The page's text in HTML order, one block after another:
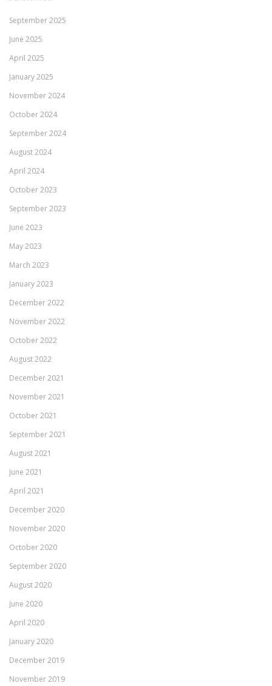
September 2025
June 2025
April 2025
January 2025
November 2024
October 2024
September 2024
August 2024
April 2024
October 2023
September 2023
June 2023
May 2023
March 2023
January 2023
December 2022
November 2022
October 2022
August 2022
December 2021
November 2021
October 2021
September 2021
August 2021
June 2021
April 2021
December 2020
November 2020
October 2020
September 2020
August 2020
June 2020
April 2020
January 2020
December 2019
November 2019